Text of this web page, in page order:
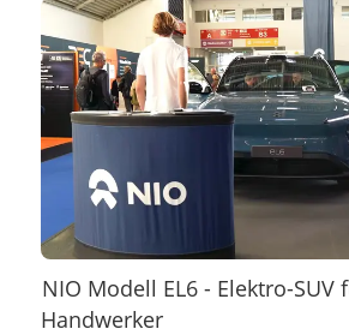
NIO Modell EL6 - Elektro-SUV
Handwerker